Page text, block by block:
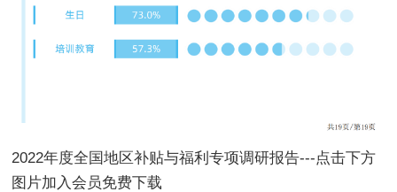
2022年度全国地区补贴与福利专项调研报告---点击下方
图片加入会员免费下载